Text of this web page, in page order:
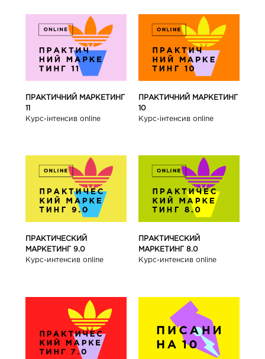
ПРАКТИЧНИЙ МАРКЕТИНГ
11
Курс-інтенсив online
ПРАКТИЧНИЙ МАРКЕТИНГ
10
Курс-інтенсив online
ПРАКТИЧЕСКИЙ
МАРКЕТИНГ 9.0
Курс-интенсив online
ПРАКТИЧЕСКИЙ
МАРКЕТИНГ 8.0
Курс-интенсив online